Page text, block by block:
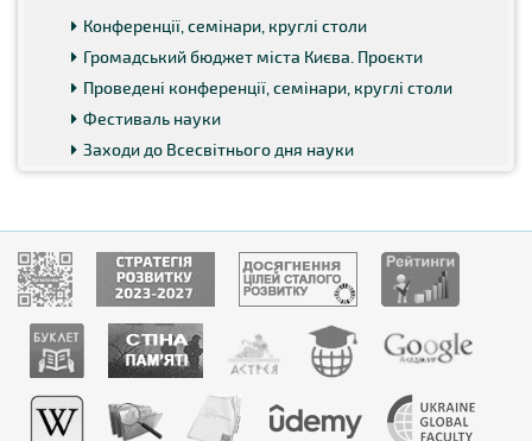
Конференції, семінари, круглі столи
Громадський бюджет міста Києва. Проєкти
Проведені конференції, семінари, круглі столи
Фестиваль науки
Заходи до Всесвітнього дня науки